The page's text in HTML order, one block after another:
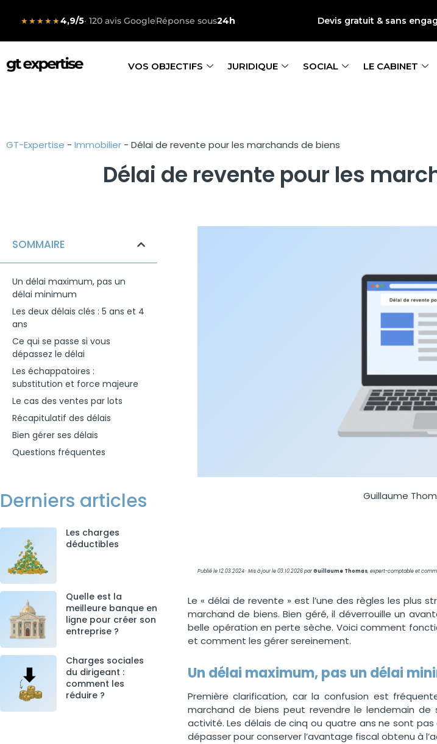
★★★★★4,9/5· 120 avis GoogleRéponse sous24h Devis gratuit & sans
VOS OBJECTIFS JURIDIQUE SOCIAL LE CABINET
GT-Expertise - Immobilier - Délai de revente pour les marchands de biens
Délai de revente pour les
SOMMAIRE
Un délai maximum, pas un
délai minimum
Les deux délais clés : 5 ans et 4
ans
Ce qui se passe si vous
dépassez le délai
Les échappatoires :
substitution et force majeure
Le cas des ventes par lots
Récapitulatif des délais
Bien gérer ses délais
Questions fréquentes
Derniers articles
Les charges
déductibles
Quelle est la
meilleure banque en
ligne pour créer son
entreprise ?
Charges sociales
du dirigeant :
comment les
réduire ?
Guillaume
Publié le 12.03.2024 · Mis à jour le 03.10.2026 parGuillaume Thomas, expert-comptable et
Le « délai de revente » est l’une des règles les
marchand de biens. Bien géré, il déverrouille un
belle opération en perte sèche. Voici comment
et comment les gérer sereinement.
Un délai maximum, pas un délai
Première clarification, car la confusion est
marchand de biens peut revendre le lendemain
activité. Les délais de cinq ou quatre ans ne sont
dépasser pour conserver l’avantage fiscal obtenu à